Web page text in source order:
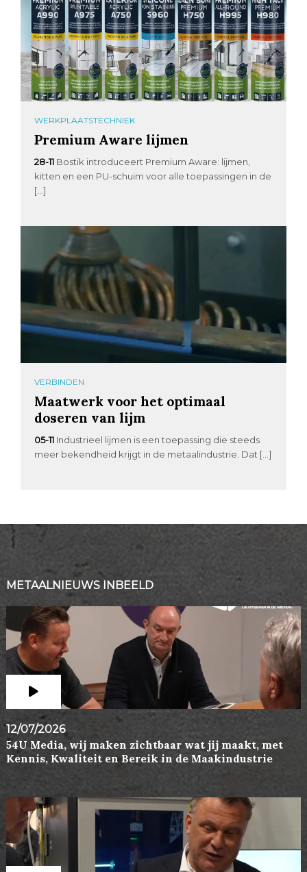
WERKPLAATSTECHNIEK
Premium Aware lijmen
28-11 Bostik introduceert Premium Aware: lijmen,
kitten en een PU-schuim voor alle toepassingen in de
[…]
VERBINDEN
Maatwerk voor het optimaal
doseren van lijm
05-11 Industrieel lijmen is een toepassing die steeds
meer bekendheid krijgt in de metaalindustrie. Dat […]
METAALNIEUWS INBEELD
12/07/2026
54U Media, wij maken zichtbaar wat jij maakt, met
Kennis, Kwaliteit en Bereik in de Maakindustrie